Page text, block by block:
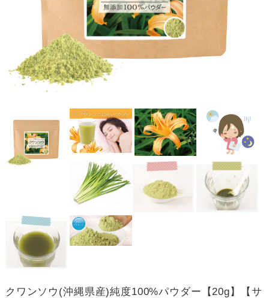
クワンソウ(沖縄県産)純度100%パウダー【20g】【サ